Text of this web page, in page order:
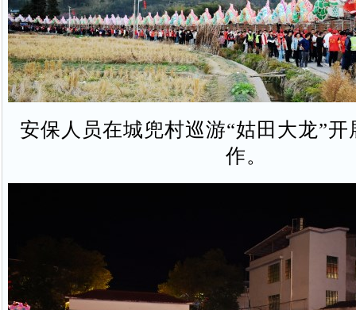
安保人员在城兜村巡游“姑田大龙”
作。